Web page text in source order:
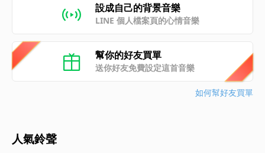
設成自己的背景音樂
LINE 個人檔案頁的心情音樂
幫你的好友買單
送你好友免費設定這首音樂
如何幫好友買單
人氣鈴聲